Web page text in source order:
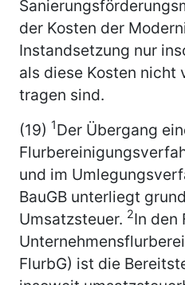
der Kosten der
Instandsetzung nur
als diese Kosten nicht
tragen sind.
(19) 1Der Übergang
und im
BauGB unterliegt
Umsatzsteuer. 2In den
FlurbG) ist die